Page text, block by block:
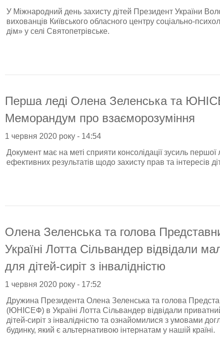
У Міжнародний день захисту дітей Президент України
вихованців Київського обласного центру соціально-
дім» у селі Святопетрівське.
Перша леді Олена Зеленська та
Меморандум про взаєморозуміння
1 червня 2020 року - 14:54
Документ має на меті сприяти консолідації зусиль
ефективних результатів щодо захисту прав та інтересів
Олена Зеленська та голова
Україні Лотта Сільвандер відвідали
для дітей-сиріт з інвалідністю
1 червня 2020 року - 17:52
Дружина Президента Олена Зеленська та голова
(ЮНІСЕФ) в Україні Лотта Сільвандер відвідали
дітей-сиріт з інвалідністю та ознайомилися з умовами
будинку, який є альтернативою інтернатам у нашій